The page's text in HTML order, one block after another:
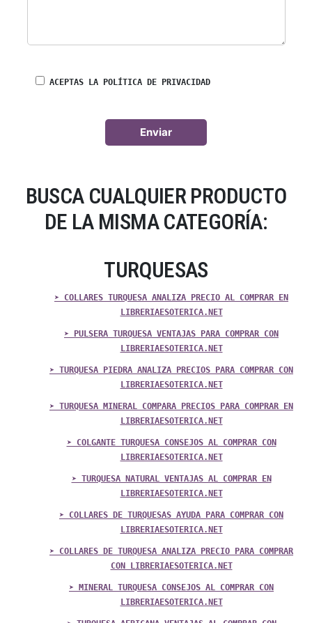
ACEPTAS LA POLÍTICA DE PRIVACIDAD
BUSCA CUALQUIER PRODUCTO
DE LA MISMA CATEGORÍA:
TURQUESAS
➤ COLLARES TURQUESA ANALIZA PRECIO AL COMPRAR EN
LIBRERIAESOTERICA.NET
➤ PULSERA TURQUESA VENTAJAS PARA COMPRAR CON
LIBRERIAESOTERICA.NET
➤ TURQUESA PIEDRA ANALIZA PRECIOS PARA COMPRAR CON
LIBRERIAESOTERICA.NET
➤ TURQUESA MINERAL COMPARA PRECIOS PARA COMPRAR EN
LIBRERIAESOTERICA.NET
➤ COLGANTE TURQUESA CONSEJOS AL COMPRAR CON
LIBRERIAESOTERICA.NET
➤ TURQUESA NATURAL VENTAJAS AL COMPRAR EN
LIBRERIAESOTERICA.NET
➤ COLLARES DE TURQUESAS AYUDA PARA COMPRAR CON
LIBRERIAESOTERICA.NET
➤ COLLARES DE TURQUESA ANALIZA PRECIO PARA COMPRAR
CON LIBRERIAESOTERICA.NET
➤ MINERAL TURQUESA CONSEJOS AL COMPRAR CON
LIBRERIAESOTERICA.NET